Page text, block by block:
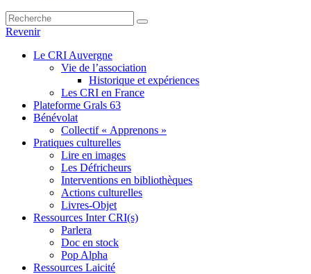
Revenir
Le CRI Auvergne
Vie de l’association
Historique et expériences
Les CRI en France
Plateforme Grals 63
Bénévolat
Collectif « Apprenons »
Pratiques culturelles
Lire en images
Les Défricheurs
Interventions en bibliothèques
Actions culturelles
Livres-Objet
Ressources Inter CRI(s)
Parlera
Doc en stock
Pop Alpha
Ressources Laicité